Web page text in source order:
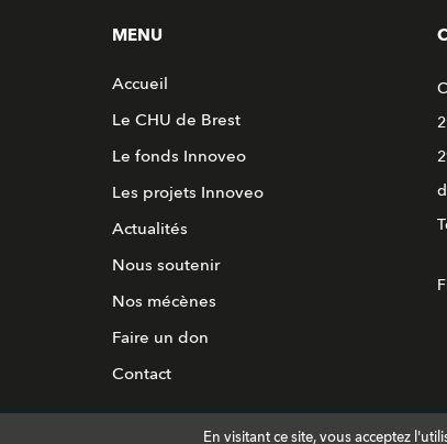
MENU
Accueil
Le CHU de Brest
Le fonds Innoveo
Les projets Innoveo
Actualités
Nous soutenir
Nos mécènes
Faire un don
Contact
Mentions légales© 2016 INNOVEO -Site Internet du
En visitant ce site, vous acceptez